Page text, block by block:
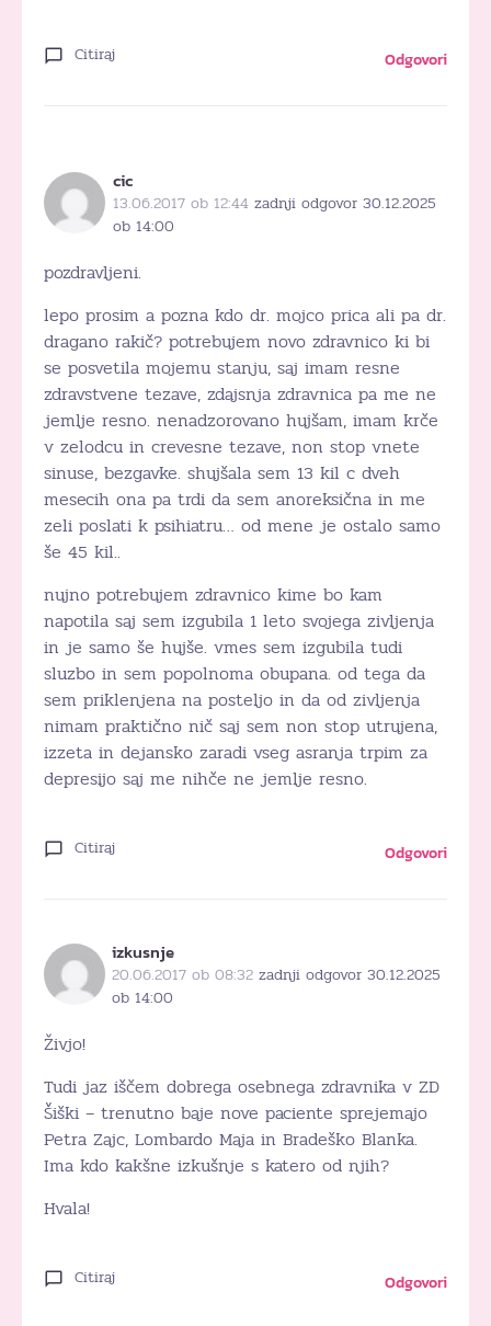
Citiraj Odgovori
cic
13.06.2017 ob 12:44 zadnji odgovor 30.12.2025
ob 14:00
pozdravljeni.
lepo prosim a pozna kdo dr. mojco prica ali pa dr.
dragano rakič? potrebujem novo zdravnico ki bi
se posvetila mojemu stanju, saj imam resne
zdravstvene tezave, zdajsnja zdravnica pa me ne
jemlje resno. nenadzorovano hujšam, imam krče
v zelodcu in crevesne tezave, non stop vnete
sinuse, bezgavke. shujšala sem 13 kil c dveh
mesecih ona pa trdi da sem anoreksična in me
zeli poslati k psihiatru… od mene je ostalo samo
še 45 kil..
nujno potrebujem zdravnico kime bo kam
napotila saj sem izgubila 1 leto svojega zivljenja
in je samo še hujše. vmes sem izgubila tudi
sluzbo in sem popolnoma obupana. od tega da
sem priklenjena na posteljo in da od zivljenja
nimam praktično nič saj sem non stop utrujena,
izzeta in dejansko zaradi vseg asranja trpim za
depresijo saj me nihče ne jemlje resno.
Citiraj Odgovori
izkusnje
20.06.2017 ob 08:32 zadnji odgovor 30.12.2025
ob 14:00
Živjo!
Tudi jaz iščem dobrega osebnega zdravnika v ZD
Šiški – trenutno baje nove paciente sprejemajo
Petra Zajc, Lombardo Maja in Bradeško Blanka.
Ima kdo kakšne izkušnje s katero od njih?
Hvala!
Citiraj Odgovori